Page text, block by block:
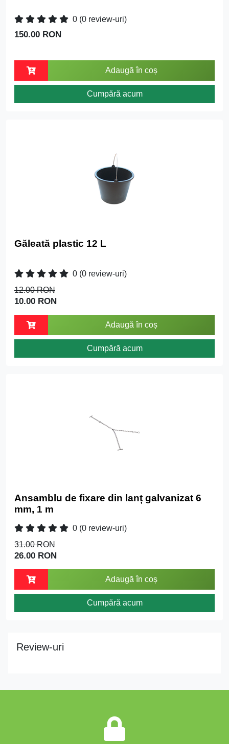
0 (0 review-uri)
150.00 RON
Adaugă în coș
Cumpără acum
Găleată plastic 12 L
0 (0 review-uri)
12.00 RON
10.00 RON
Adaugă în coș
Cumpără acum
Ansamblu de fixare din lanț galvanizat 6
mm, 1 m
0 (0 review-uri)
31.00 RON
26.00 RON
Adaugă în coș
Cumpără acum
Review-uri